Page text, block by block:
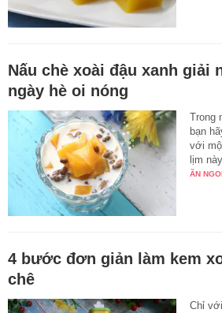
Nấu chè xoài đậu xanh giải
ngày hè oi nóng
Trong
bạn
với
lịm
ĂN
4 bước đơn giản làm kem
chê
Chỉ